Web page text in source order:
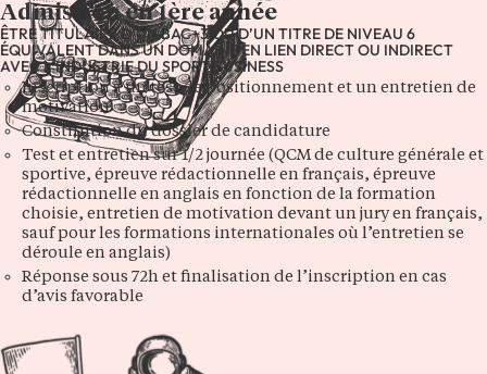
Admission en 1ère année
ÊTRE TITULAIRE D’UN BAC+3 OU D’UN TITRE DE NIVEAU 6
ÉQUIVALENT DANS UN DOMAINE EN LIEN DIRECT OU INDIRECT
AVEC L’INDUSTRIE DU SPORT BUSINESS
Inscription à un test de positionnement et un entretien de
motivation
Constitution du dossier de candidature
Test et entretien sur 1/2 journée (QCM de culture générale et
sportive, épreuve rédactionnelle en français, épreuve
rédactionnelle en anglais en fonction de la formation
choisie, entretien de motivation devant un jury en français,
sauf pour les formations internationales où l’entretien se
déroule en anglais)
Réponse sous 72h et finalisation de l’inscription en cas
d’avis favorable